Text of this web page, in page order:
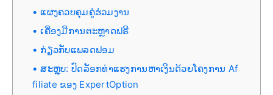
ແຜງຄວບຄຸມຄູ່ຮ່ວມງານ
ເຄື່ອງມືການຕະຫຼາດຟຣີ
ກ່ຽວກັບແພລດຟອມ
ສະຫຼຸບ: ປົດລັອກທ່າແຮງການຫາເງິນດ້ວຍໂຄງການ Af
filiate ຂອງ ExpertOption